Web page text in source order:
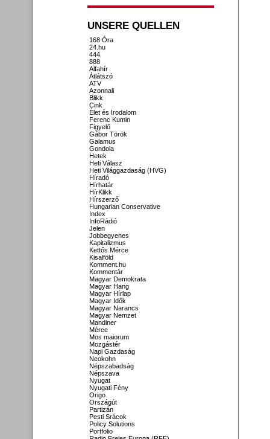
UNSERE QUELLEN
168 Óra
24.hu
444
888
Alfahír
Átlátszó
ATV
Azonnali
Blikk
Cink
Élet és Irodalom
Ferenc Kumin
Figyelő
Gábor Török
Galamus
Gondola
Hetek
Heti Válasz
Heti Világgazdaság (HVG)
Híradó
Hírhatár
HírKlikk
Hírszerző
Hungarian Conservative
Index
InfoRádió
Jelen
Jobbegyenes
Kapitalizmus
Kettős Mérce
Kisalföld
Komment.hu
Kommentár
Magyar Demokrata
Magyar Hang
Magyar Hírlap
Magyar Idők
Magyar Narancs
Magyar Nemzet
Mandiner
Mérce
Mos maiorum
Mozgástér
Napi Gazdaság
Neokohn
Népszabadság
Népszava
Nyugat
Nyugati Fény
Origo
Országút
Partizán
Pesti Srácok
Policy Solutions
Portfolio